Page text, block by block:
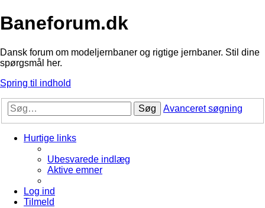
Baneforum.dk
Dansk forum om modeljernbaner og rigtige jernbaner. Stil dine
spørgsmål her.
Spring til indhold
Søg Avanceret søgning
Hurtige links
Ubesvarede indlæg
Aktive emner
Log ind
Tilmeld